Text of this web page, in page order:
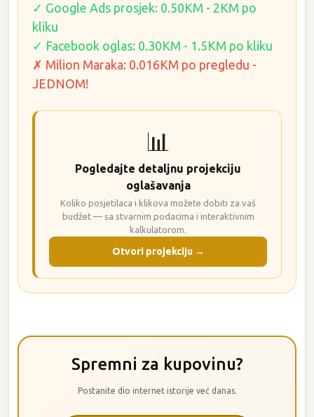
✓ Google Ads prosjek: 0.50KM - 2KM po
kliku
✓ Facebook oglas: 0.30KM - 1.5KM po kliku
✗ Milion Maraka: 0.016KM po pregledu -
JEDNOM!
📊
Pogledajte detaljnu projekciju
oglašavanja
Koliko posjetilaca i klikova možete dobiti za vaš
budžet — sa stvarnim podacima i interaktivnim
kalkulatorom.
Otvori projekciju →
Spremni za kupovinu?
Postanite dio internet istorije već danas.